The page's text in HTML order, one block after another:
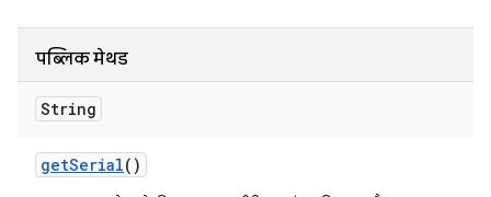
पब्लिक मेथड
String
getSerial()